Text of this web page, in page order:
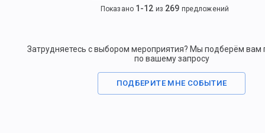
Показано 1 -12 из 269 предложений
Затрудняетесь с выбором мероприятия? Мы подберём вам
по вашему запросу
ПОДБЕРИТЕ МНЕ СОБЫТИЕ